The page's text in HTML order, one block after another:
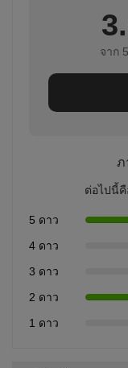
จาก
ภ
ต่อไปนี้คื
5 ดาว
4 ดาว
3 ดาว
2 ดาว
1 ดาว